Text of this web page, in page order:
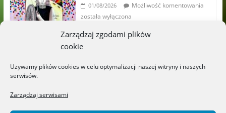
Zarządzaj zgodami plików
cookie
Używamy plików cookies w celu optymalizacji naszej witryny i naszych
serwisów.
Zarządzaj serwisami
01/08/2026
Możliwość komentowania
została wyłączona
„Wiersze Tuwima ilustrowane sztuką”
Edukacja-dzieci.pl
została wyłączona